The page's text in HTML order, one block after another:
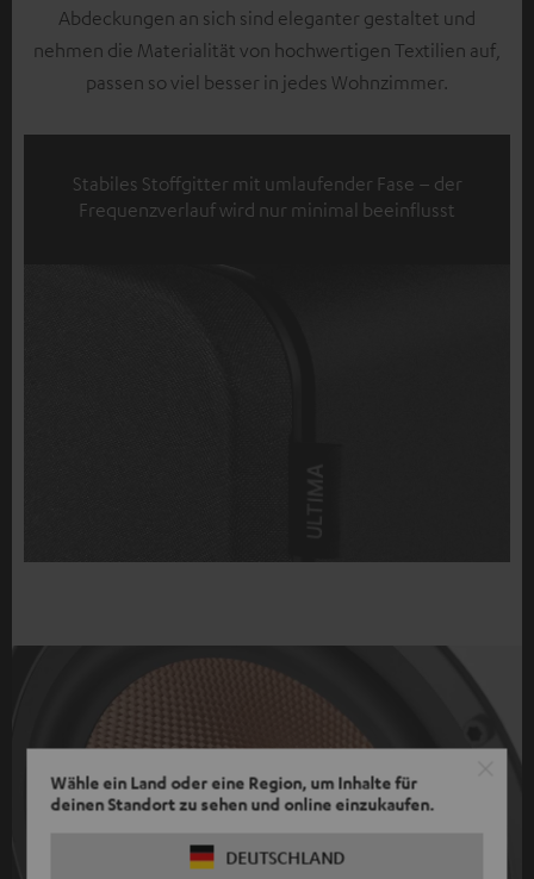
Wähle ein Land oder eine Region, um Inhalte für
deinen Standort zu sehen und online einzukaufen.
DEUTSCHLAND
Abdeckungen an sich sind eleganter gestaltet und
nehmen die Materialität von hochwertigen Textilien auf,
passen so viel besser in jedes Wohnzimmer.
Stabiles Stoffgitter mit umlaufender Fase – der
Frequenzverlauf wird nur minimal beeinflusst